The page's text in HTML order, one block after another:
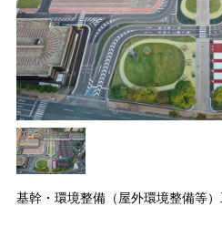
基幹・環境整備（屋外環境整備等